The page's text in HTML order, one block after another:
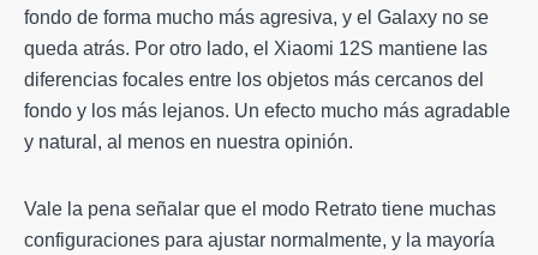
fondo de forma mucho más agresiva, y el Galaxy no se
queda atrás. Por otro lado, el Xiaomi 12S mantiene las
diferencias focales entre los objetos más cercanos del
fondo y los más lejanos. Un efecto mucho más agradable
y natural, al menos en nuestra opinión.
Vale la pena señalar que el modo Retrato tiene muchas
configuraciones para ajustar normalmente, y la mayoría